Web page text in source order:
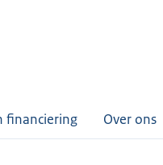
financiering Over ons